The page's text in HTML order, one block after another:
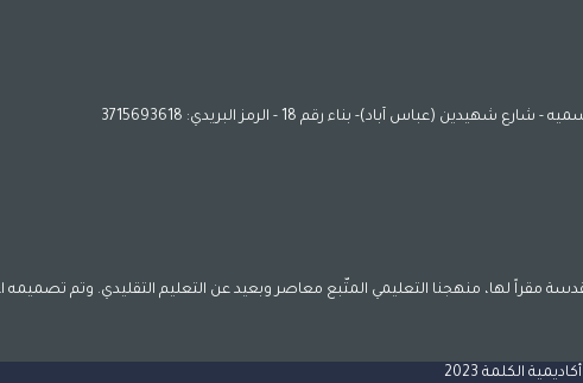
(عباس آباد)- بناء رقم 18 - الرمز البريدي: 3715693618
مقراً لها، منهجنا التعليمي المتّبع معاصر وبعيد عن التعليم التقليدي. وتم تصميمه
الكلمة 2023